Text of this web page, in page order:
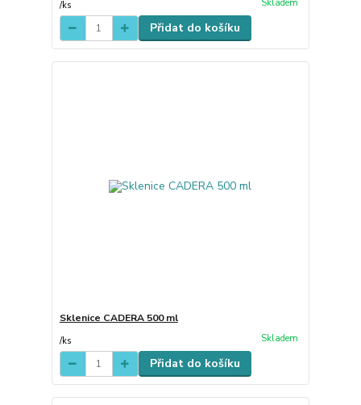
/ks Skladem
Přidat do košíku
Sklenice CADERA 500 ml
/ks Skladem
Přidat do košíku